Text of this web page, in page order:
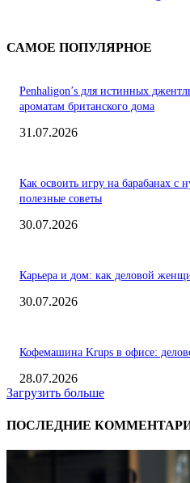
САМОЕ ПОПУЛЯРНОЕ
Penhaligon’s для истинных
ароматам британского дома
31.07.2026
Как освоить игру на барабанах с
полезные советы
30.07.2026
Карьера и дом: как деловой
30.07.2026
Кофемашина Krups в офисе:
28.07.2026
Загрузить больше
ПОСЛЕДНИЕ